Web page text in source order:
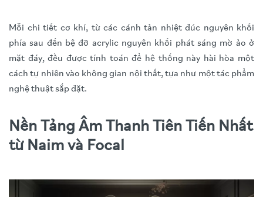
Mỗi chi tiết cơ khí, từ các cánh tản nhiệt đúc nguyên khối
phía sau đến bệ đỡ acrylic nguyên khối phát sáng mờ ảo ở
mặt đáy, đều được tính toán để hệ thống này hài hòa một
cách tự nhiên vào không gian nội thất, tựa như một tác phẩm
nghệ thuật sắp đặt.
Nền Tảng Âm Thanh Tiên Tiến Nhất
từ Naim và Focal